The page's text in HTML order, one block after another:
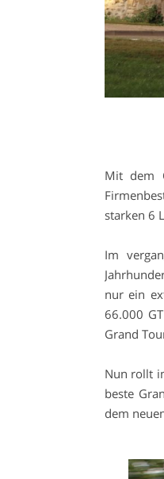
Mit dem
starken 6
Im
nur ein
66.000
Grand
Nun rollt
beste
dem